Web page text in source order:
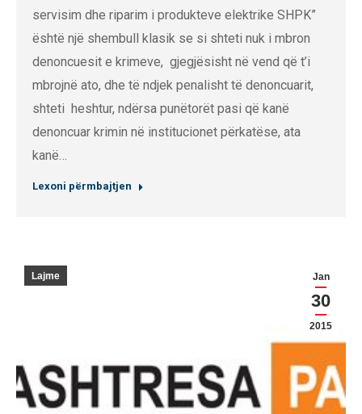
servisim dhe riparim i produkteve elektrike SHPK”
është një shembull klasik se si shteti nuk i mbron
denoncuesit e krimeve, gjegjësisht në vend që t’i
mbrojnë ato, dhe të ndjek penalisht të denoncuarit,
shteti heshtur, ndërsa punëtorët pasi që kanë
denoncuar krimin në institucionet përkatëse, ata
kanë…
Lexoni përmbajtjen
Jan
30
2015
Lajme